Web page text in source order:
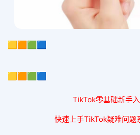
🟨🟧🟩🟦
🟨🟧🟩🟦
TikTok零基础新手
快速上手TikTok疑难问题